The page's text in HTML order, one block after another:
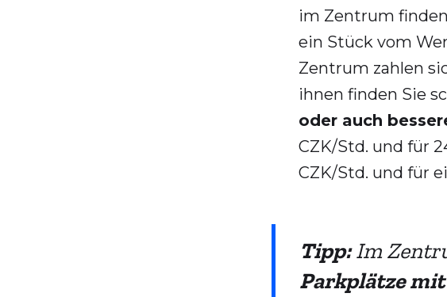
im Zentrum
ein Stück vom
Zentrum zahlen
ihnen finden Sie
oder auch
CZK/Std. und für
CZK/Std. und für
Tipp:Im
Parkplätze